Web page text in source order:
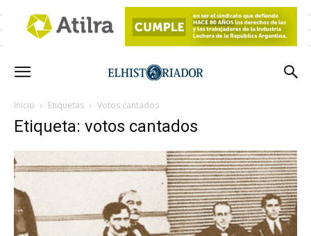
Inicio Etiquetas Votos cantados
Etiqueta: votos cantados